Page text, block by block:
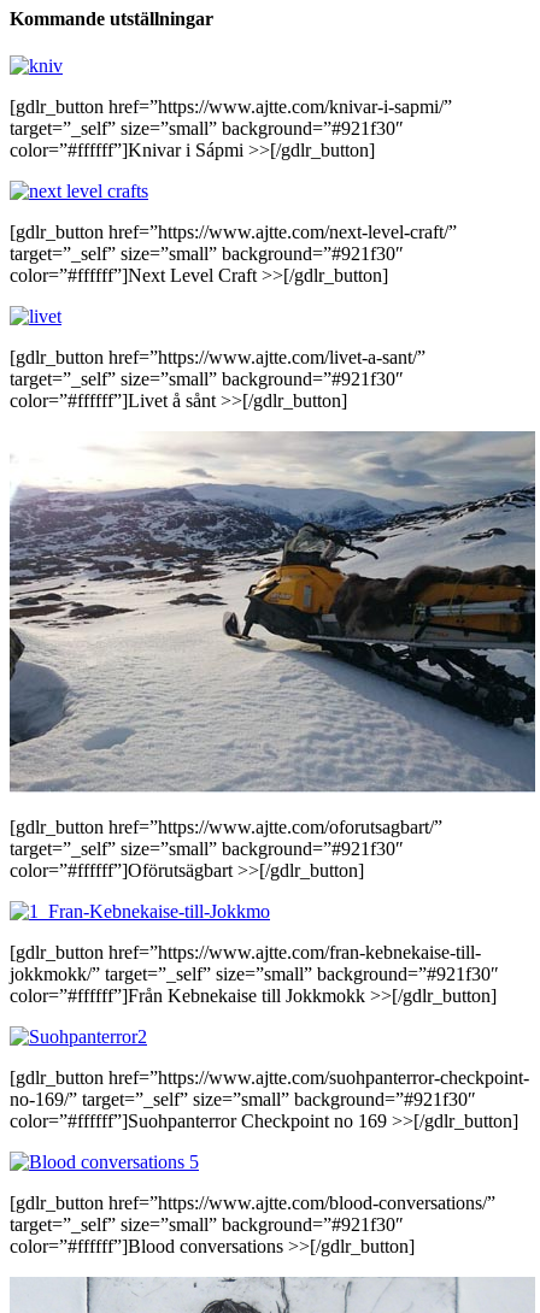
Kommande utställningar
[gdlr_button href=”https://www.ajtte.com/knivar-i-sapmi/”
target=”_self” size=”small” background=”#921f30″
color=”#ffffff”]Knivar i Sápmi >>[/gdlr_button]
[gdlr_button href=”https://www.ajtte.com/next-level-craft/”
target=”_self” size=”small” background=”#921f30″
color=”#ffffff”]Next Level Craft >>[/gdlr_button]
[gdlr_button href=”https://www.ajtte.com/livet-a-sant/”
target=”_self” size=”small” background=”#921f30″
color=”#ffffff”]Livet å sånt >>[/gdlr_button]
[gdlr_button href=”https://www.ajtte.com/oforutsagbart/”
target=”_self” size=”small” background=”#921f30″
color=”#ffffff”]Oförutsägbart >>[/gdlr_button]
[gdlr_button href=”https://www.ajtte.com/fran-kebnekaise-till-
jokkmokk/” target=”_self” size=”small” background=”#921f30″
color=”#ffffff”]Från Kebnekaise till Jokkmokk >>[/gdlr_button]
[gdlr_button href=”https://www.ajtte.com/suohpanterror-checkpoint-
no-169/” target=”_self” size=”small” background=”#921f30″
color=”#ffffff”]Suohpanterror Checkpoint no 169 >>[/gdlr_button]
[gdlr_button href=”https://www.ajtte.com/blood-conversations/”
target=”_self” size=”small” background=”#921f30″
color=”#ffffff”]Blood conversations >>[/gdlr_button]